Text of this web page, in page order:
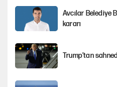
Avcılar Belediye
kararı
Trump’tan